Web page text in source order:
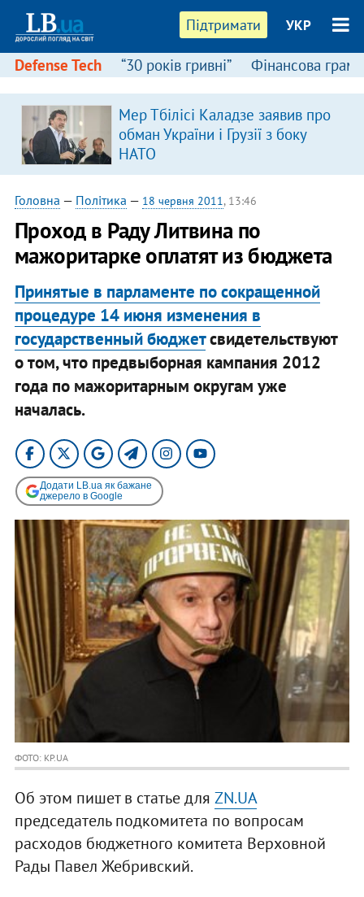
Підтримати УКР
Defense Tech “30 років гривні” Фінансова
Мер Тбілісі Каладзе заявив про
обман України і Грузії з боку
НАТО
Головна — Політика — 18 червня 2011, 13:46
Проход в Раду Литвина по
мажоритарке оплатят из бюджета
Принятые в парламенте по сокращенной
процедуре 14 июня изменения в
государственный бюджетсвидетельствуют
о том, что предвыборная кампания 2012
года по мажоритарным округам уже
началась.
Додати LB.ua як бажане
джерело в Google
ФОТО: KP.UA
Об этом пишет в статье для ZN.UA
председатель подкомитета по вопросам
расходов бюджетного комитета Верховной
Рады Павел Жебривский.